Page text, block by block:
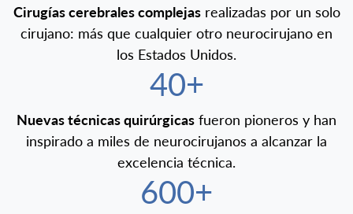
Cirugías cerebrales complejasrealizadas por un solo
cirujano: más que cualquier otro neurocirujano en
los Estados Unidos.
40+
Nuevas técnicas quirúrgicas fueron pioneros y han
inspirado a miles de neurocirujanos a alcanzar la
excelencia técnica.
600+